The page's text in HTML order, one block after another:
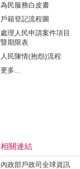
為民服務白皮書
戶籍登記流程圖
處理人民申請案件項目
暨期限表
人民陳情(抱怨)流程
更多...
相關連結
內政部戶政司全球資訊